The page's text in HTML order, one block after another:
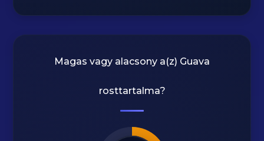
Magas vagy alacsony a(z) Guava
rosttartalma?